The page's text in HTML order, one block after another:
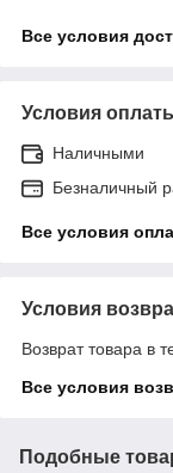
Все условия
Условия
Наличными
Безналичный
Все условия
Условия
Возврат товара в
Все условия
Подобные